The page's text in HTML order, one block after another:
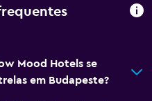
Mood Hotels se
em Budapeste?